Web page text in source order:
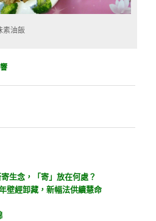
素油飯
生念，「寄」放在何處？
壁經卸藏，新幅法供續慧命